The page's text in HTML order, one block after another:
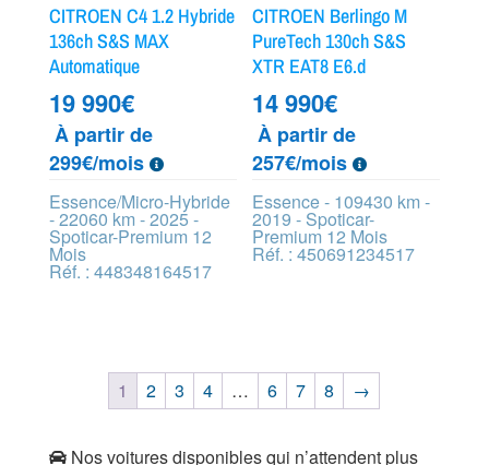
CITROEN C4 1.2 Hybride
136ch S&S MAX
Automatique
19 990€
À partir de
299€/mois
Essence/Micro-Hybride
- 22060 km - 2025 -
Spoticar-Premium 12
Mois
Réf. : 448348164517
CITROEN Berlingo M
PureTech 130ch S&S
XTR EAT8 E6.d
14 990€
À partir de
257€/mois
Essence - 109430 km -
2019 - Spoticar-
Premium 12 Mois
Réf. : 450691234517
1 2 3 4 … 6 7 8 →
Nos voitures disponibles qui n’attendent plus